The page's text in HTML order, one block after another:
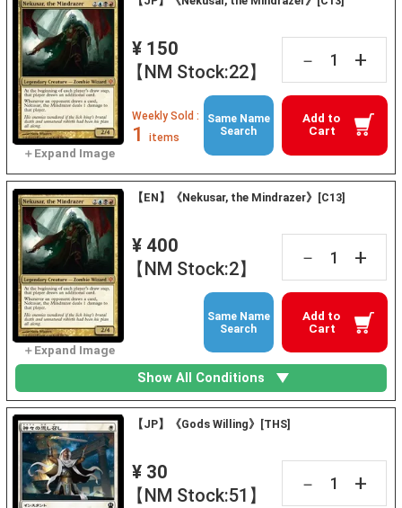
¥ 150
【NM Stock:22】
－ +
Add to
Cart
Weekly Sold :
1 items
Same Name
Search
【EN】《Nekusar, the Mindrazer》[C13]
¥ 400
【NM Stock:2】
－ +
Add to
Cart
Same Name
Search
Show All Conditions
【JP】《Gods Willing》[THS]
¥ 30
【NM Stock:51】
－ +